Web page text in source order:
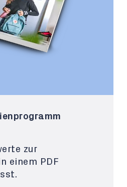
zur
einem PDF